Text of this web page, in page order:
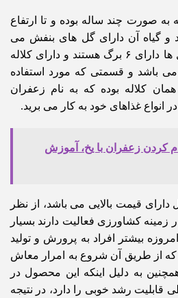
صورت چند ساله بوده و تا ارتفاع
و گیاه آن دارای گل های بنفش می
باشد که هر کدام از این گل ها دارای ۶ برگ هستند و دارای کلاله
باشد و قسمتی که مورد استفاده
کلاله بوده که به نام زعفران
انواع غذاهای خود به کار می برید.
کردن زعفران با یخ، آموزش
دارای قیمت بالایی می باشد، از نظر
زمینه کشاورزی فعالیت دارند بسیار
بیشتر افراد به پرورش و تولید
که از طریق آن شروع به امرار معاش
به دلیل اینکه این محصول در
رشد خوبی را دارد، در نتیجه